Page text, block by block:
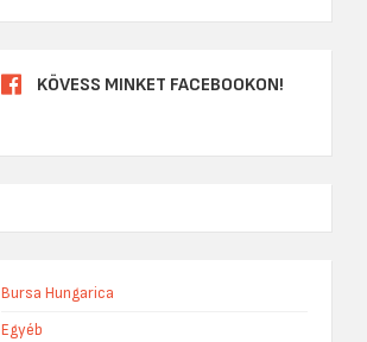
KÖVESS MINKET FACEBOOKON!
Bursa Hungarica
Egyéb